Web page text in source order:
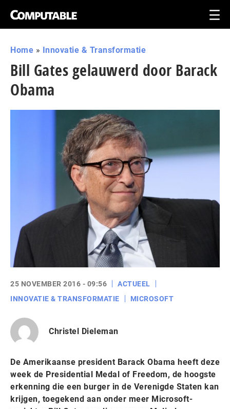
Home » Innovatie & Transformatie
Bill Gates gelauwerd door Barack
Obama
25 NOVEMBER 2016 - 09:56
ACTUEEL
INNOVATIE & TRANSFORMATIE
MICROSOFT
Christel Dieleman
De Amerikaanse president Barack Obama heeft deze
week de Presidential Medal of Freedom, de hoogste
erkenning die een burger in de Verenigde Staten kan
krijgen, toegekend aan onder meer Microsoft-